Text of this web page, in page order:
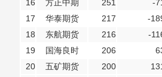
16
方正中期 251
-
17
华泰期货 217
-
18
东航期货 216
-
19
国海良时 206
20
五矿期货 200